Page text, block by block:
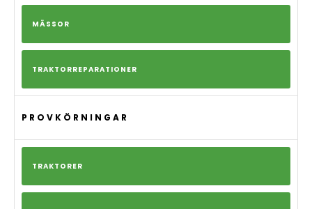
MÄSSOR
TRAKTORREPARATIONER
PROVKÖRNINGAR
TRAKTORER